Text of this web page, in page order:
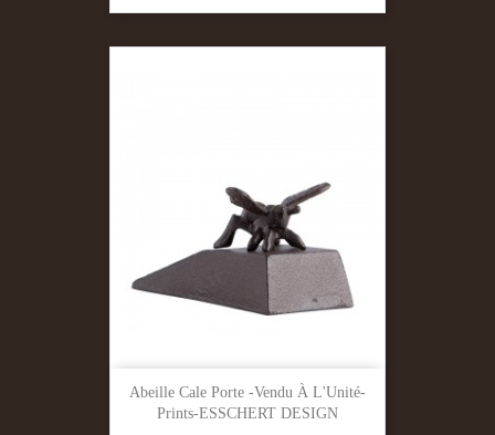
Abeille Cale Porte -Vendu À L'Unité-
Prints-ESSCHERT DESIGN